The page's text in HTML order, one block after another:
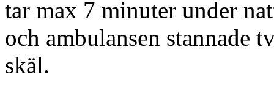
tar max 7 minuter under
och ambulansen stannade
skäl.